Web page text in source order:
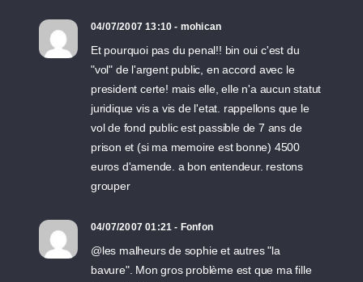
04/07/2007 13:10 - mohican
Et pourquoi pas du penal!! bin oui c'est du
"vol" de l'argent public, en accord avec le
president certe! mais elle, elle n'a aucun statut
juridique vis a vis de l'etat. rappellons que le
vol de fond public est passible de 7 ans de
prison et (si ma memoire est bonne) 4500
euros d'amende. a bon entendeur. restons
grouper
04/07/2007 01:21 - Fonfon
@les malheurs de sophie et autres "la
bavure". Mon gros problème est que ma fille